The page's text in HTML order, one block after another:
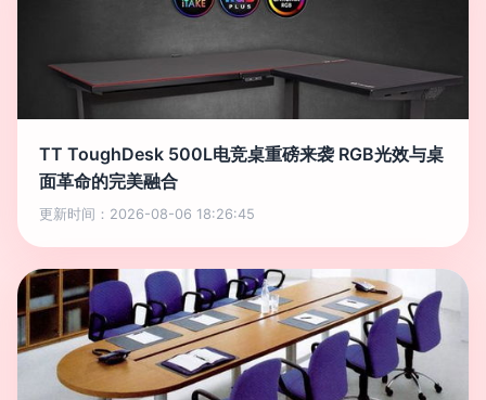
TT ToughDesk 500L电竞桌重磅来袭 RGB光效与桌
面革命的完美融合
更新时间：2026-08-06 18:26:45